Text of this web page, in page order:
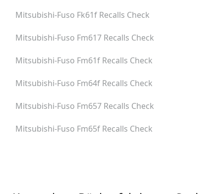
Mitsubishi-Fuso Fk61f Recalls Check
Mitsubishi-Fuso Fm617 Recalls Check
Mitsubishi-Fuso Fm61f Recalls Check
Mitsubishi-Fuso Fm64f Recalls Check
Mitsubishi-Fuso Fm657 Recalls Check
Mitsubishi-Fuso Fm65f Recalls Check